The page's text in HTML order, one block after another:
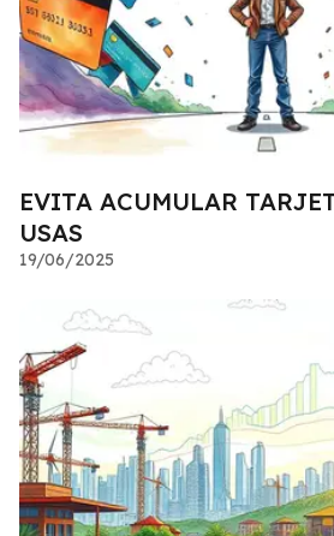
EVITA ACUMULAR
USAS
19/06/2025